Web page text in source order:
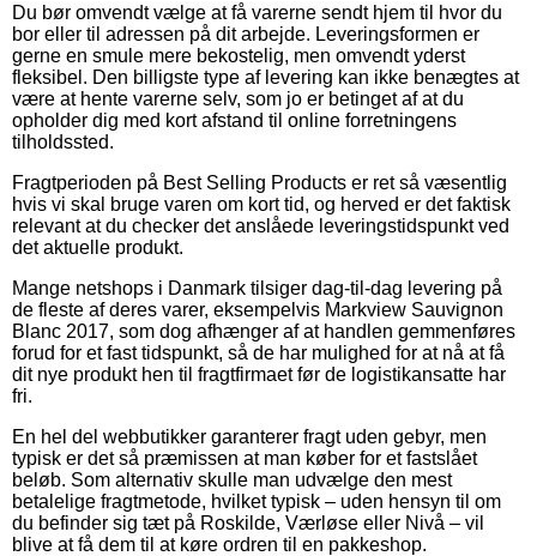
Du bør omvendt vælge at få varerne sendt hjem til hvor du
bor eller til adressen på dit arbejde. Leveringsformen er
gerne en smule mere bekostelig, men omvendt yderst
fleksibel. Den billigste type af levering kan ikke benægtes at
være at hente varerne selv, som jo er betinget af at du
opholder dig med kort afstand til online forretningens
tilholdssted.
Fragtperioden på Best Selling Products er ret så væsentlig
hvis vi skal bruge varen om kort tid, og herved er det faktisk
relevant at du checker det anslåede leveringstidspunkt ved
det aktuelle produkt.
Mange netshops i Danmark tilsiger dag-til-dag levering på
de fleste af deres varer, eksempelvis Markview Sauvignon
Blanc 2017, som dog afhænger af at handlen gemmenføres
forud for et fast tidspunkt, så de har mulighed for at nå at få
dit nye produkt hen til fragtfirmaet før de logistikansatte har
fri.
En hel del webbutikker garanterer fragt uden gebyr, men
typisk er det så præmissen at man køber for et fastslået
beløb. Som alternativ skulle man udvælge den mest
betalelige fragtmetode, hvilket typisk – uden hensyn til om
du befinder sig tæt på Roskilde, Værløse eller Nivå – vil
blive at få dem til at køre ordren til en pakkeshop.